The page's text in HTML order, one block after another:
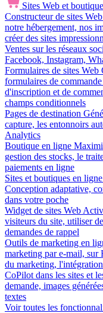
Sites Web et
Constructeur de sites Web
notre hébergement, nos
créer des sites
Ventes sur les réseaux
Facebook, Instagram,
Formulaires de sites Web
formulaires de
d'inscription et de
champs conditionnels
Pages de destination
capture, les entonnoirs
Analytics
Boutique en ligne
gestion des stocks, le
paiements en ligne
Sites et boutiques en
Conception adaptative,
dans votre poche
Widget de sites Web
visiteurs du site, utiliser
demandes de rappel
Outils de marketing en
marketing par e-mail, sur
du marketing,
CoPilot dans les sites et
demande, images
textes
Voir toutes les